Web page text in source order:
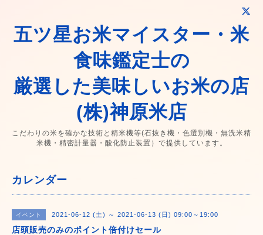
五ツ星お米マイスター・米
食味鑑定士の
厳選した美味しいお米の店
(株)神原米店
こだわりの米を確かな技術と精米機等(石抜き機・色選別機・無洗米精
米機・精密計量器・酸化防止装置）で提供しています。
カレンダー
イベント 2021-06-12 (土) ～ 2021-06-13 (日) 09:00～19:00
店頭販売のみのポイント倍付けセール